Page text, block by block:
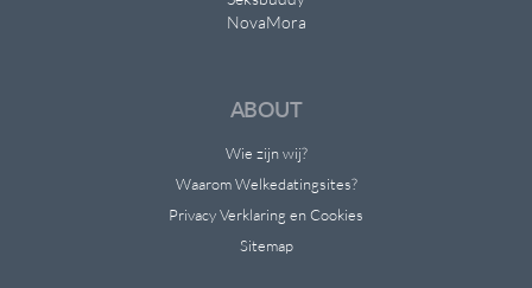
NovaMora
ABOUT
Wie zijn wij?
Waarom Welkedatingsites?
Privacy Verklaring en Cookies
Sitemap